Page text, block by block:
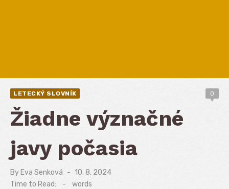
LETECKÝ SLOVNÍK 0
Žiadne význačné
javy počasia
By Eva Senková
Posted
on
10. 8. 2024
Time to Read:
- words